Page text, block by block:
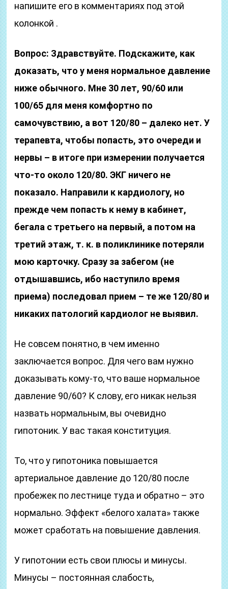
напишите его в комментариях под этой
колонкой .
Вопрос: Здравствуйте. Подскажите, как
доказать, что у меня нормальное давление
ниже обычного. Мне 30 лет, 90/60 или
100/65 для меня комфортно по
самочувствию, а вот 120/80 – далеко нет. У
терапевта, чтобы попасть, это очереди и
нервы – в итоге при измерении получается
что-то около 120/80. ЭКГ ничего не
показало. Направили к кардиологу, но
прежде чем попасть к нему в кабинет,
бегала с третьего на первый, а потом на
третий этаж, т. к. в поликлинике потеряли
мою карточку. Сразу за забегом (не
отдышавшись, ибо наступило время
приема) последовал прием – те же 120/80 и
никаких патологий кардиолог не выявил.
Не совсем понятно, в чем именно
заключается вопрос. Для чего вам нужно
доказывать кому-то, что ваше нормальное
давление 90/60? К слову, его никак нельзя
назвать нормальным, вы очевидно
гипотоник. У вас такая конституция.
То, что у гипотоника повышается
артериальное давление до 120/80 после
пробежек по лестнице туда и обратно – это
нормально. Эффект «белого халата» также
может сработать на повышение давления.
У гипотонии есть свои плюсы и минусы.
Минусы – постоянная слабость,